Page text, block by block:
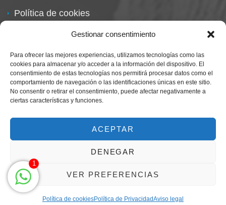
Gestionar consentimiento
Para ofrecer las mejores experiencias, utilizamos tecnologías como las
cookies para almacenar y/o acceder a la información del dispositivo. El
consentimiento de estas tecnologías nos permitirá procesar datos como el
comportamiento de navegación o las identificaciones únicas en este sitio.
No consentir o retirar el consentimiento, puede afectar negativamente a
ciertas características y funciones.
ACEPTAR
DENEGAR
VER PREFERENCIAS
Política de cookiesPolítica de PrivacidadAviso legal
Política de cookies
Política de devoluciones
Marca Registrada
Clic para llamar solo de 9h a 21h
1